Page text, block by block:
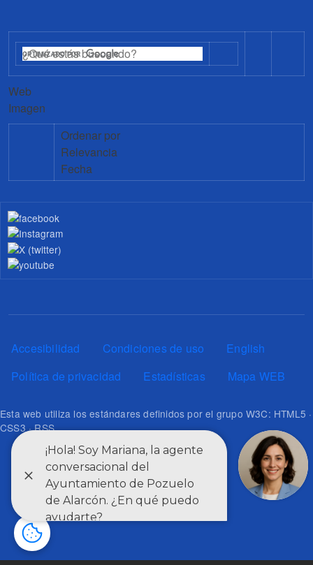
Web
Imagen
Ordenar por
Relevancia
Fecha
Pie de página
Accesibilidad Condiciones de uso
English
Política de privacidad
Estadísticas Mapa WEB
Esta web utiliza los estándares definidos por el grupo W3C: HTML5 ·
CSS3 · RSS